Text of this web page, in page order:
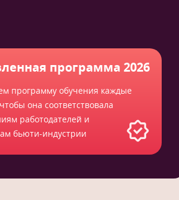
программа 2026
программу обучения каждые
она соответствовала
работодателей и
бьюти-индустрии